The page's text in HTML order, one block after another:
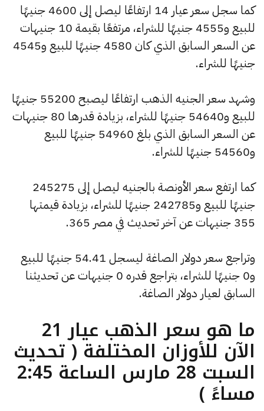
كما سجل سعر عيار 14 ارتفاعًا ليصل إلى 4600 جنيهًا
للبيع و4555 جنيهًا للشراء، مرتفعًا بقيمة 10 جنيهات
عن السعر السابق الذي كان 4580 جنيهًا للبيع و4545
جنيهًا للشراء.
وشهد سعر الجنيه الذهب ارتفاعًا ليصبح 55200 جنيهًا
للبيع و54640 جنيهًا للشراء، بزيادة قدرها 80 جنيهات
عن السعر السابق الذي بلغ 54960 جنيهًا للبيع
و54560 جنيهًا للشراء.
كما ارتفع سعر الأونصة بالجنيه ليصل إلى 245275
جنيهًا للبيع و242785 جنيهًا للشراء، بزيادة قيمتها
355 جنيهات عن آخر تحديث في مصر 365.
وتراجع سعر دولار الصاغة ليسجل 54.41 جنيهًا للبيع
و0 جنيهًا للشراء، بتراجع قدره 0 جنيهات عن تحديثنا
السابق لعيار دولار الصاغة.
ما هو سعر الذهب عيار 21
الآن للأوزان المختلفة ( تحديث
السبت 28 مارس الساعة 2:45
مساءً )